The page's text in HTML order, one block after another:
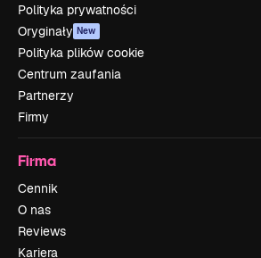
Polityka prywatności
Oryginały New
Polityka plików cookie
Centrum zaufania
Partnerzy
Firmy
Firma
Cennik
O nas
Reviews
Kariera